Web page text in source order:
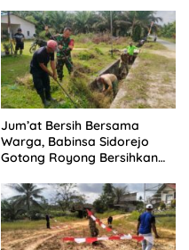
Jum’at Bersih Bersama
Warga, Babinsa Sidorejo
Gotong Royong Bersihkan